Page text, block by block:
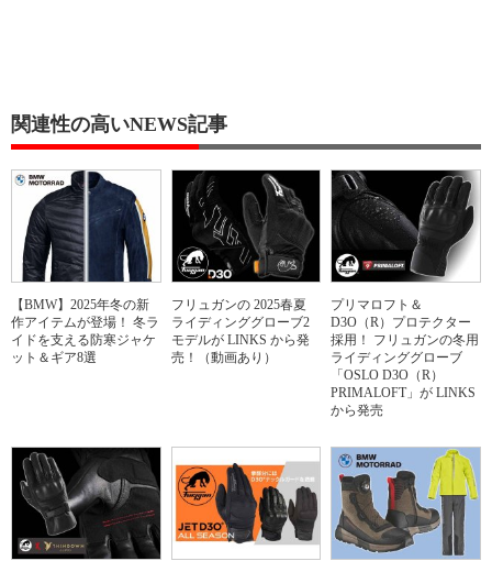
関連性の高いNEWS記事
【BMW】2025年冬の新
作アイテムが登場！ 冬ラ
イドを支える防寒ジャケ
ット＆ギア8選
フリュガンの 2025春夏
ライディンググローブ2
モデルが LINKS から発
売！（動画あり）
プリマロフト＆
D3O（R）プロテクター
採用！ フリュガンの冬用
ライディンググローブ
「OSLO D3O（R）
PRIMALOFT」が LINKS
から発売